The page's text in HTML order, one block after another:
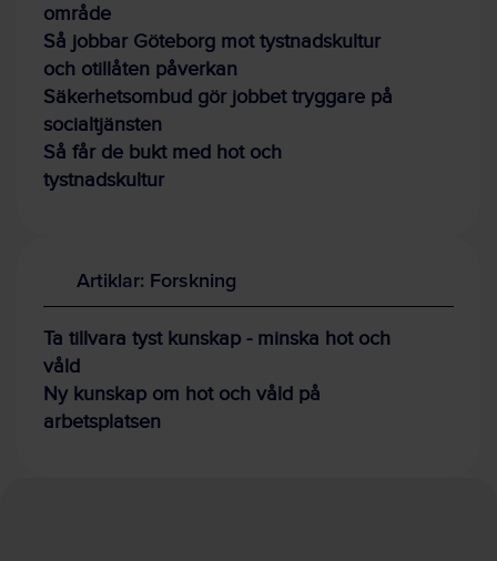
område
Så jobbar Göteborg mot tystnadskultur
och otillåten påverkan
Säkerhetsombud gör jobbet tryggare på
socialtjänsten
Så får de bukt med hot och
tystnadskultur
Artiklar: Forskning
Ta tillvara tyst kunskap - minska hot och
våld
Ny kunskap om hot och våld på
arbetsplatsen